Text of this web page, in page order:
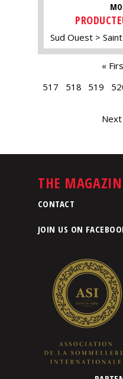
Sud Ouest
«
517
518 519
Next
THE
CONTACT
JOIN US ON